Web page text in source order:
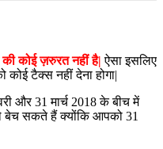
कोई ज़रुरत नहीं है| ऐसा इसलिए
टैक्स नहीं देना होगा|
और 31 मार्च 2018 के बीच में
बेच सकते हैं क्योंकि आपको 31